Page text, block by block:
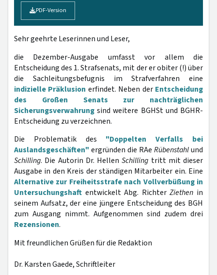
PDF-Version
Sehr geehrte Leserinnen und Leser,
die Dezember-Ausgabe umfasst vor allem die
Entscheidung des 1. Strafsenats, mit der er obiter (!) über
die Sachleitungsbefugnis im Strafverfahren eine
indizielle Präklusion erfindet. Neben der Entscheidung
des Großen Senats zur nachträglichen
Sicherungsverwahrung sind weitere BGHSt und BGHR-
Entscheidung zu verzeichnen.
Die Problematik des "Doppelten Verfalls bei
Auslandsgeschäften" ergründen die RAe Rübenstahlund
Schilling. Die Autorin Dr. HellenSchilling tritt mit dieser
Ausgabe in den Kreis der ständigen Mitarbeiter ein. Eine
Alternative zur Freiheitsstrafe nach Vollverbüßung in
Untersuchungshaft entwickelt Abg. RichterZiethen in
seinem Aufsatz, der eine jüngere Entscheidung des BGH
zum Ausgang nimmt. Aufgenommen sind zudem drei
Rezensionen.
Mit freundlichen Grüßen für die Redaktion
Dr. Karsten Gaede, Schriftleiter